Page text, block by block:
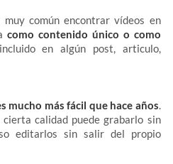
muy común encontrar vídeos en
como contenido único o como
en algún post, articulo,
mucho más fácil que hace años.
calidad puede grabarlo sin
editarlos sin salir del propio